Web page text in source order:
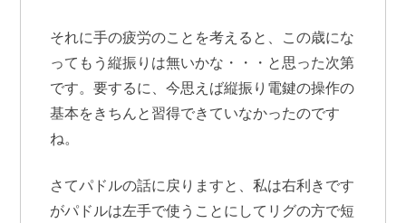
それに手の疲労のことを考えると、この歳にな
ってもう縦振りは無いかな・・・と思った次第
です。要するに、今思えば縦振り電鍵の操作の
基本をきちんと習得できていなかったのです
ね。
さてパドルの話に戻りますと、私は右利きです
がパドルは左手で使うことにしてリグの方で短